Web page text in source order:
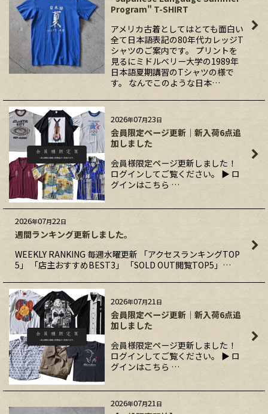
Program" T-SHIRT
アメリカ古着としてはとても面白い
全て日本語表記の80年代カレッジT
シャツのご案内です。 プリントを
見るにミドルベリー大学の1989年
日本語夏期講習のTシャツの様で
す。 なんでこのような日本…
2026年07月23日
会員限定ページ更新｜新入荷6点追
加しました
会員様限定ページ更新しました！
ログインしてご覧ください。 ▶ ロ
グインはこちら …
2026年07月22日
週間ランキング更新しました。
WEEKLY RANKING 毎週水曜更新 「アクセスランキングTOP
5」 「店主おすすめBEST3」 「SOLD OUT閲覧TOP5」…
2026年07月21日
会員限定ページ更新｜新入荷6点追
加しました
会員様限定ページ更新しました！
ログインしてご覧ください。 ▶ ロ
グインはこちら …
2026年07月21日